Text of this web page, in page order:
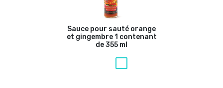
Sauce pour sauté orange
et gingembre1 contenant
de 355 ml